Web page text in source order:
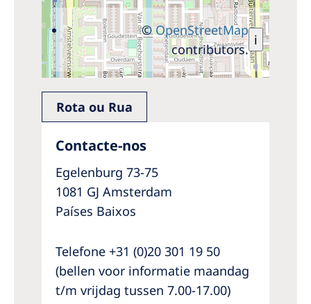
i
©OpenStreetMap
contributors.
Rota ou Rua
Contacte-nos
Egelenburg 73-75
1081 GJ Amsterdam
Países Baixos
Telefone +31 (0)20 301 19 50
(bellen voor informatie maandag
t/m vrijdag tussen 7.00-17.00)